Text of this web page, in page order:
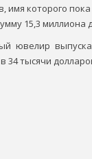
имя которого
15,3 миллиона
ювелир
34 тысячи